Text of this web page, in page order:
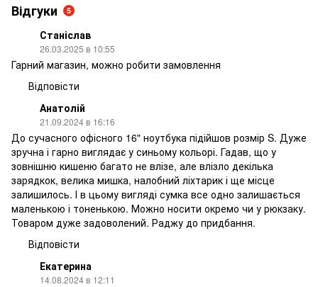
Відгуки 5
Станіслав
26.03.2025 в 10:55
Гарний магазин, можно робити замовлення
Відповісти
Анатолій
21.09.2024 в 16:16
До сучасного офісного 16" ноутбука підійшов розмір S. Дуже
зручна і гарно виглядає у синьому кольорі. Гадав, що у
зовнішню кишеню багато не влізе, але влізло декілька
зарядкок, велика мишка, налобний ліхтарик і ще місце
залишилось. І в цьому вигляді сумка все одно залишається
маленькою і тоненькою. Можно носити окремо чи у рюкзаку.
Товаром дуже задоволений. Раджу до придбання.
Відповісти
Екатерина
14.08.2024 в 12:11